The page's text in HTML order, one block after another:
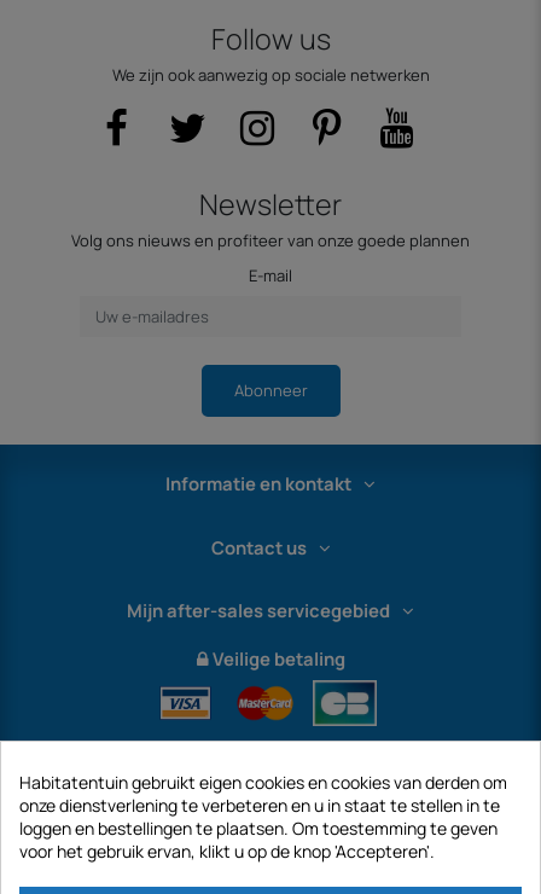
Follow us
We zijn ook aanwezig op sociale netwerken
Newsletter
Volg ons nieuws en profiteer van onze goede plannen
E-mail
Abonneer
Informatie en kontakt
Contact us
Mijn after-sales servicegebied
Veilige betaling
Habitatentuin gebruikt eigen cookies en cookies van derden om
onze dienstverlening te verbeteren en u in staat te stellen in te
loggen en bestellingen te plaatsen. Om toestemming te geven
voor het gebruik ervan, klikt u op de knop 'Accepteren'.